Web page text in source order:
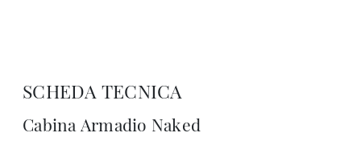
SCHEDA TECNICA
Cabina Armadio Naked